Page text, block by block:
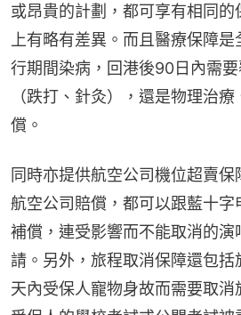
或昂貴的計劃，都可享有相同
上有略有差異。而且醫療保障
行期間染病，回港後90日內需
（跌打、針灸），還是物理治
償。
同時亦提供航空公司機位超賣
航空公司賠償，都可以跟藍十字
補償，連受影響而不能取消的演
請。另外，旅程取消保障還包
天內受保人寵物身故而需要取消